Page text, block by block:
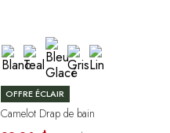
OFFRE ÉCLAIR
Camelot Drap de bain